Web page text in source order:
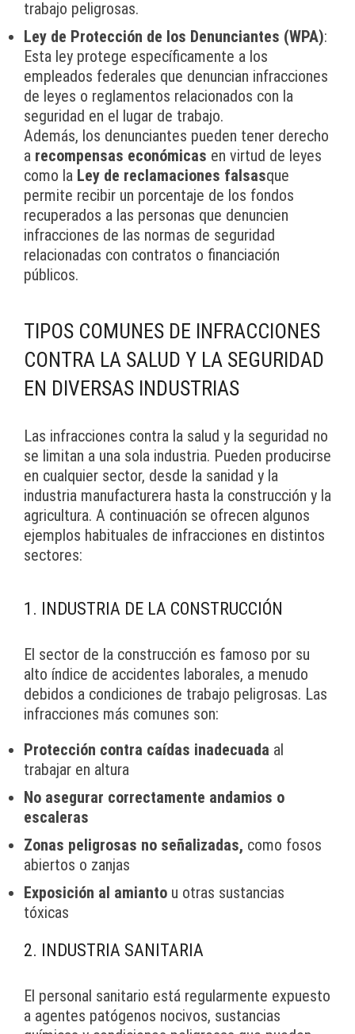
trabajo peligrosas.
Ley de Protección de los Denunciantes (WPA):
Esta ley protege específicamente a los
empleados federales que denuncian infracciones
de leyes o reglamentos relacionados con la
seguridad en el lugar de trabajo.
Además, los denunciantes pueden tener derecho
a recompensas económicas en virtud de leyes
como la Ley de reclamaciones falsasque
permite recibir un porcentaje de los fondos
recuperados a las personas que denuncien
infracciones de las normas de seguridad
relacionadas con contratos o financiación
públicos.
TIPOS COMUNES DE INFRACCIONES
CONTRA LA SALUD Y LA SEGURIDAD
EN DIVERSAS INDUSTRIAS
Las infracciones contra la salud y la seguridad no
se limitan a una sola industria. Pueden producirse
en cualquier sector, desde la sanidad y la
industria manufacturera hasta la construcción y la
agricultura. A continuación se ofrecen algunos
ejemplos habituales de infracciones en distintos
sectores:
1. INDUSTRIA DE LA CONSTRUCCIÓN
El sector de la construcción es famoso por su
alto índice de accidentes laborales, a menudo
debidos a condiciones de trabajo peligrosas. Las
infracciones más comunes son:
Protección contra caídas inadecuada al
trabajar en altura
No asegurar correctamente andamios o
escaleras
Zonas peligrosas no señalizadas, como fosos
abiertos o zanjas
Exposición al amianto u otras sustancias
tóxicas
2. INDUSTRIA SANITARIA
El personal sanitario está regularmente expuesto
a agentes patógenos nocivos, sustancias